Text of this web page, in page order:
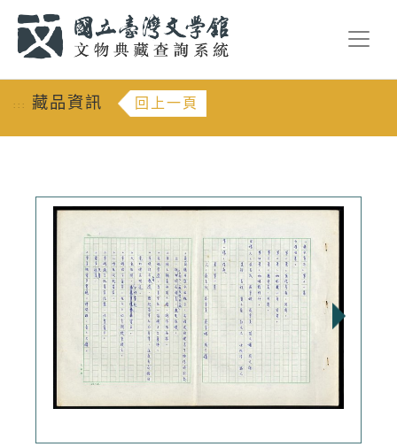
::: 藏品資訊 回上一頁